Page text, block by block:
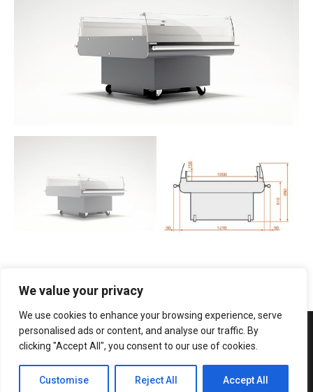
We value your privacy
We use cookies to enhance your browsing experience, serve
personalised ads or content, and analyse our traffic. By
clicking "Accept All", you consent to our use of cookies.
Customise Reject All Accept All
Politica de Confidențialitate si Termenii de Utilizare